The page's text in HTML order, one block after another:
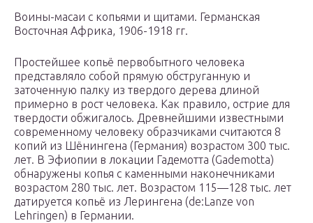
Воины-масаи с копьями и щитами. Германская
Восточная Африка, 1906-1918 гг.
Простейшее копьё первобытного человека
представляло собой прямую обструганную и
заточенную палку из твердого дерева длиной
примерно в рост человека. Как правило, острие для
твердости обжигалось. Древнейшими известными
современному человеку образчиками считаются 8
копий из Шёнингена (Германия) возрастом 300 тыс.
лет. В Эфиопии в локации Гадемотта (Gademotta)
обнаружены копья с каменными наконечниками
возрастом 280 тыс. лет. Возрастом 115—128 тыс. лет
датируется копьё из Лерингена (de:Lanze von
Lehringen) в Германии.